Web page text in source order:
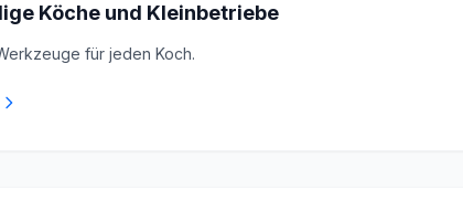
Köche und Kleinbetriebe
für jeden Koch.